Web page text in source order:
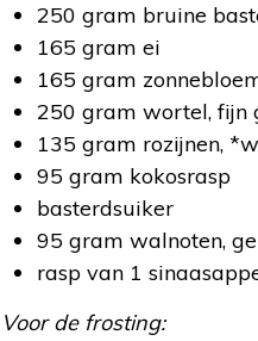
250 gram bruine
165 gram ei
165 gram
250 gram wortel, fijn
135 gram rozijnen,
95 gram kokosrasp
basterdsuiker
95 gram walnoten,
rasp van 1
Voor de frosting: